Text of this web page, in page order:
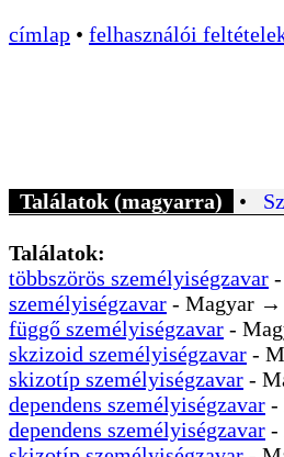
címlap • felhasználói
Találatok (magyarra) •
Találatok:
többszörös személyiségzavar
személyiségzavar - Magyar →
függő személyiségzavar -
skzizoid személyiségzavar -
skizotíp személyiségzavar -
dependens személyiségzavar -
dependens személyiségzavar -